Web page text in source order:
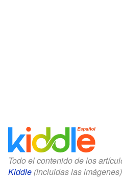
Todo el contenido de los
Kiddle (incluidas las